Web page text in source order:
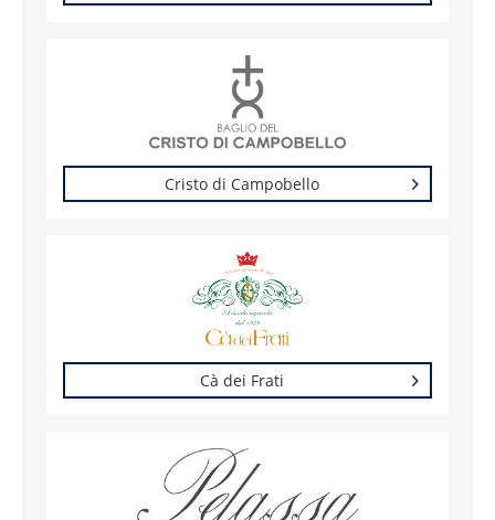
Cristo di Campobello
Cà dei Frati